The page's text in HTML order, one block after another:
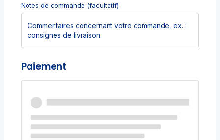
Notes de commande (facultatif)
Paiement
Carte de paiement (Stripe)
Payez avec votre carte bancaire avec
Stripe.